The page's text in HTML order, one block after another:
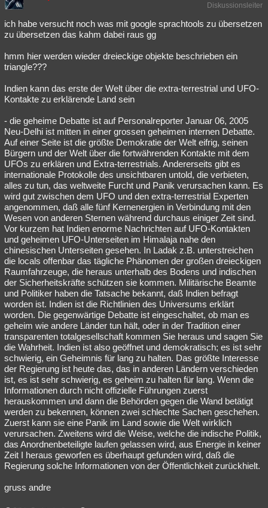
Diskussionsleiter
ich habe versucht noch was mit google sprachtools zu übersetzen
zu übersetzen das kahm dabei raus gg
hmm hier werden wieder dreieckige objekte beschrieben ein
triangle???
Indien kann das erste der Welt über die extra-terrestrial und UFO-
Kontakte zu erklärende Land sein
- die geheime Debatte ist auf Personalreporter Januar 06, 2005
Neu-Delhi ist mitten in einer grossen geheimen internen Debatte.
Auf einer Seite ist die größte Demokratie der Welt eifrig, seinen
Bürgern und der Welt über die fortwährenden Kontakte mit dem
UFOs zu erklären und Extra-terrestrials. Andererseits gibt es
internationale Protokolle des unsichtbaren untold, die verbieten,
alles zu tun, das weltweite Furcht und Panik verursachen kann. Es
wird gut zwischen dem UFO und den extra-terrestrial Experten
angenommen, daß alle fünf Kernenergien in Verbindung mit den
Wesen von anderen Sternen während durchaus einiger Zeit sind.
Vor kurzem hat Indien enorme Nachrichten auf UFO-Kontakten
und geheimen UFO-Unterseiten im Himalaja nahe den
chinesischen Unterseiten gesehen. In Ladak z.B. unterstreichen
die locals offenbar das tägliche Phänomen der großen dreieckigen
Raumfahrzeuge, die heraus unterhalb des Bodens und indischen
der Sicherheitskräfte schützen sie kommen. Militärische Beamte
und Politiker haben die Tatsache bekannt, daß Indien befragt
worden ist. Indien ist die Richtlinien des Universums erklärt
worden. Die gegenwärtige Debatte ist eingeschaltet, ob man es
geheim wie andere Länder tun hält, oder in der Tradition einer
transparenten totalgesellschaft kommen Sie heraus und sagen Sie
die Wahrheit. Indien ist also geöffnet und demokratisch; es ist sehr
schwierig, ein Geheimnis für lang zu halten. Das größte Interesse
der Regierung ist heute das, das in anderen Ländern verschieden
ist, es ist sehr schwierig, es geheim zu halten für lang. Wenn die
Informationen durch nicht offizielle Führungen zuerst
herauskommen und dann die Behörden gegen die Wand betätigt
werden zu bekennen, können zwei schlechte Sachen geschehen.
Zuerst kann sie eine Panik im Land sowie die Welt wirklich
verursachen. Zweitens wird die Weise, welche die indische Politik,
das Anordnenbeteiligte laufen gelassen wird, aus Energie in keiner
Zeit I heraus geworfen es überhaupt gefunden wird, daß die
Regierung solche Informationen von der Öffentlichkeit zurückhielt.
gruss andre